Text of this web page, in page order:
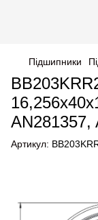
Підшипники
AN281357,
Артикул: